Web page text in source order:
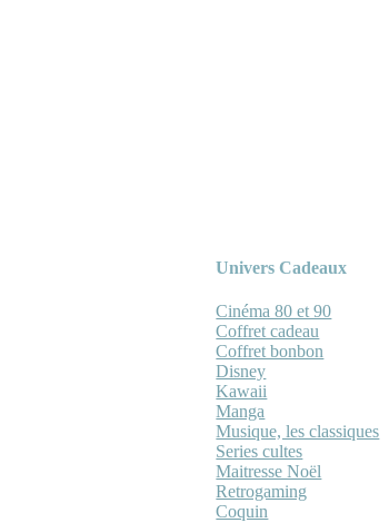
Univers Cadeaux
Cinéma 80 et 90
Coffret cadeau
Coffret bonbon
Disney
Kawaii
Manga
Musique, les classiques
Series cultes
Maitresse Noël
Retrogaming
Coquin